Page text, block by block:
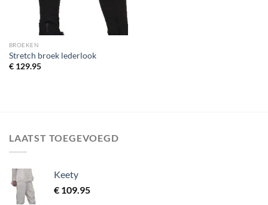
BROEKEN
Stretch broek lederlook
€129.95
LAATST TOEGEVOEGD
Keety
€ 109.95